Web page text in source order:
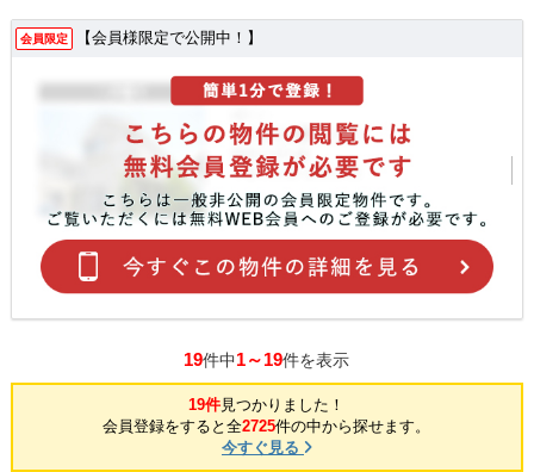
会員限定 【会員様限定で公開中！】
19件中1～19件を表示
19件見つかりました！
会員登録をすると全2725件の中から探せます。
今すぐ見る